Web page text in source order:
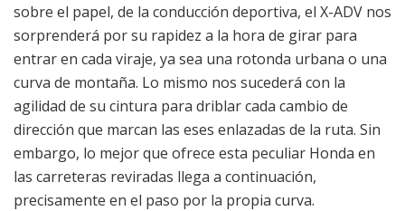
sobre el papel, de la conducción deportiva, el X-ADV nos
sorprenderá por su rapidez a la hora de girar para
entrar en cada viraje, ya sea una rotonda urbana o una
curva de montaña. Lo mismo nos sucederá con la
agilidad de su cintura para driblar cada cambio de
dirección que marcan las eses enlazadas de la ruta. Sin
embargo, lo mejor que ofrece esta peculiar Honda en
las carreteras reviradas llega a continuación,
precisamente en el paso por la propia curva.